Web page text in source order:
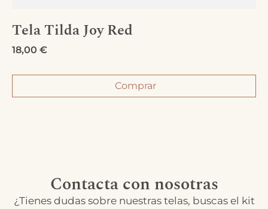
Tela Tilda Joy Red
18,00 €
Comprar
Contacta con nosotras
¿Tienes dudas sobre nuestras telas, buscas el kit